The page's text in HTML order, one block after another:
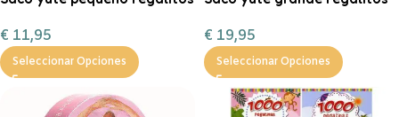
€ 11,95
Seleccionar Opciones
€ 19,95
Seleccionar Opciones